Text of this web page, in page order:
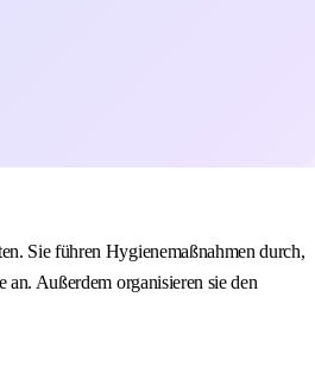
Sie führen Hygienemaßnahmen durch,
Außerdem organisieren sie den